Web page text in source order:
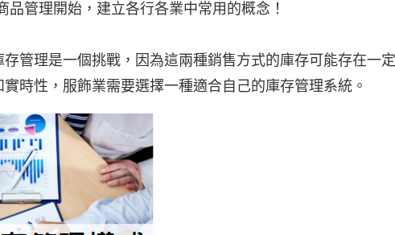
管理開始，建立各行各業中常用的概念！
理是一個挑戰，因為這兩種銷售方式的庫存可能存在一
時性，服飾業需要選擇一種適合自己的庫存管理系統。